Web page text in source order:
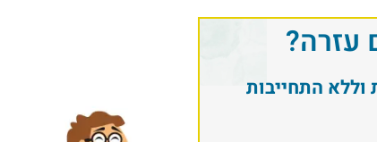
עזרה?
וללא התחייבות